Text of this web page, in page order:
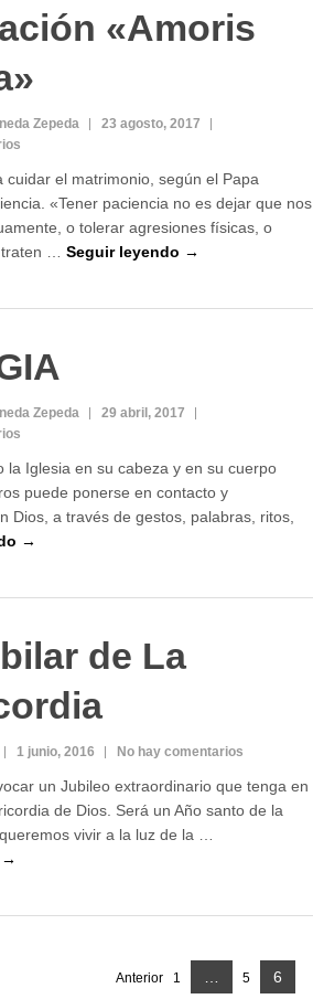
«Amoris
Zepeda
23 agosto, 2017
cuidar el matrimonio, según el Papa
«Tener paciencia no es dejar que nos
o tolerar agresiones físicas, o
… Seguir leyendo →
Zepeda
29 abril, 2017
la Iglesia en su cabeza y en su cuerpo
puede ponerse en contacto y
Dios, a través de gestos, palabras, ritos,
→
de La
1 junio, 2016 No hay comentarios
un Jubileo extraordinario que tenga en
de Dios. Será un Año santo de la
vivir a la luz de la …
→
Anterior Página
1 Página
5 6